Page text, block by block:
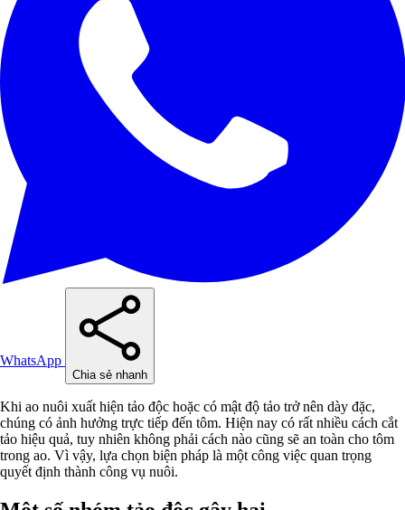
WhatsApp
Chia sẻ nhanh
Khi ao nuôi xuất hiện tảo độc hoặc có mật độ tảo trở nên dày đặc,
chúng có ảnh hưởng trực tiếp đến tôm. Hiện nay có rất nhiều cách cắt
tảo hiệu quả, tuy nhiên không phải cách nào cũng sẽ an toàn cho tôm
trong ao. Vì vậy, lựa chọn biện pháp là một công việc quan trọng
quyết định thành công vụ nuôi.